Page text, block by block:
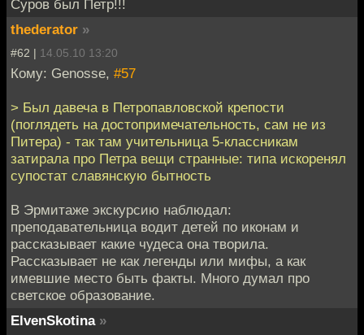
Суров был Петр!!!
thederator »
#62 | 14.05.10 13:20
Кому: Genosse, #57
> Был давеча в Петропавловской крепости
(поглядеть на достопримечательность, сам не из
Питера) - так там учительница 5-классникам
затирала про Петра вещи странные: типа искоренял
супостат славянскую бытность
В Эрмитаже экскурсию наблюдал:
преподавательница водит детей по иконам и
рассказывает какие чудеса она творила.
Рассказывает не как легенды или мифы, а как
имевшие место быть факты. Много думал про
светское образование.
ElvenSkotina »